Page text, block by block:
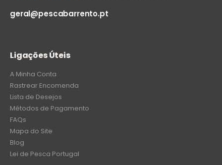
geral@pescabarrento.pt
Ligações Úteis
A Minha Conta
Rastrear Encomenda
Lista de Desejos
Métodos de Pagamento
FAQs
Mapa do Site
Blog
Lei de Pesca Portugal